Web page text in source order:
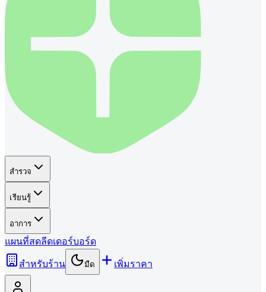
สำรวจ
เรียนรู้
อาการ
แผนที่สดลีดเดอร์บอร์ด
สำหรับร้าน
มืด เพิ่มราคา